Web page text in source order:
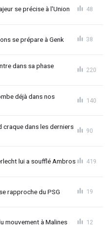
se précise à l'Union 48
se prépare à Genk 38
dans sa phase
220
déjà dans nos
140
craque dans les derniers
90
lui a soufflé Ambros 419
rapproche du PSG 19
mouvement à Malines 12